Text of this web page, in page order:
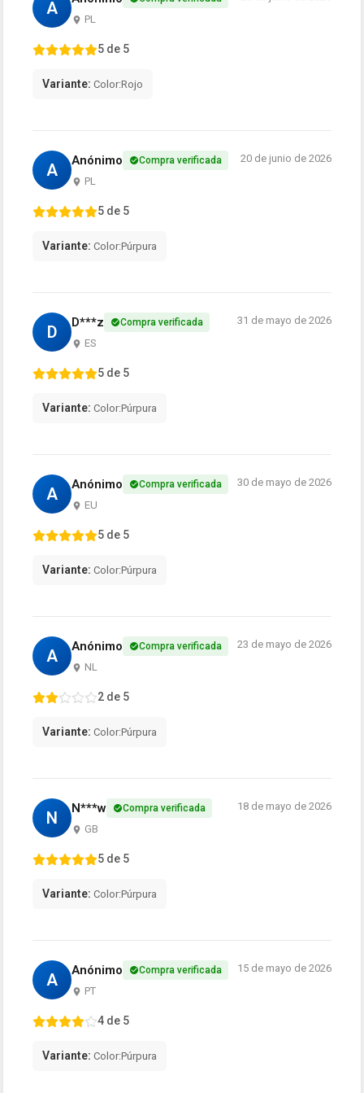
A
PL
5 de 5
Variante: Color:Rojo
A Anónimo Compra verificada
PL
20 de junio de 2026
5 de 5
Variante: Color:Púrpura
D D***z Compra verificada
ES
31 de mayo de 2026
5 de 5
Variante: Color:Púrpura
A Anónimo Compra verificada
EU
30 de mayo de 2026
5 de 5
Variante: Color:Púrpura
A Anónimo Compra verificada
NL
23 de mayo de 2026
2 de 5
Variante: Color:Púrpura
N N***w Compra verificada
GB
18 de mayo de 2026
5 de 5
Variante: Color:Púrpura
A Anónimo Compra verificada
PT
15 de mayo de 2026
4 de 5
Variante: Color:Púrpura